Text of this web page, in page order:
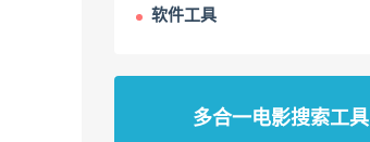
软件工具
多合一电影搜索工具